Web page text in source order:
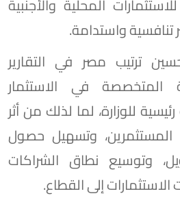
المحلية والأجنبية
واستدامة.
ترتيب مصر في التقارير
المتخصصة في الاستثمار
للوزارة، لما لذلك من أثر
المستثمرين، وتسهيل حصول
وتوسيع نطاق الشراكات
الاستثمارات إلى القطاع.